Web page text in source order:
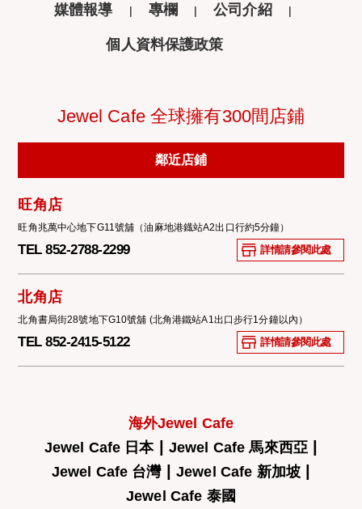
媒體報導 專欄 公司介紹
個人資料保護政策
Jewel Cafe 全球擁有300間店鋪
鄰近店鋪
旺角店
旺角兆萬中心地下G11號舖（油麻地港鐡站A2出口行約5分鐘）
TEL 852-2788-2299 詳情請參閱此處
北角店
北角書局街28號地下G10號舖 (北角港鐵站A1出口步行1分鐘以內）
TEL 852-2415-5122 詳情請參閱此處
海外Jewel Cafe
Jewel Cafe 日本| Jewel Cafe 馬來西亞 |
Jewel Cafe 台灣| Jewel Cafe 新加坡|
Jewel Cafe 泰國